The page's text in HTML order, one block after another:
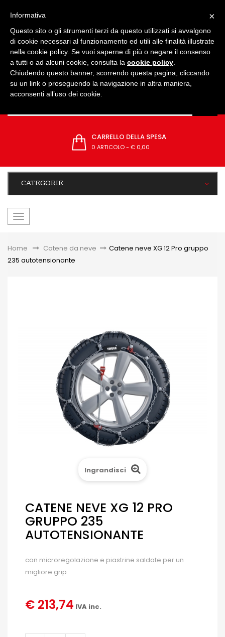
CARRELLO DELLA SPESA
0 ARTICOLO- € 0,00
CATEGORIE
navigazione
Home &gt;Catene da neve > Catene neve XG 12 Pro gruppo
235 autotensionante
Ingrandisci
CATENE NEVE XG 12 PRO
GRUPPO 235
AUTOTENSIONANTE
con microregolazione e piastrine saldate per un
migliore grip
€ 213,74 IVA inc.
×
Informativa
Questo sito o gli strumenti terzi da questo utilizzati si avvalgono
di cookie necessari al funzionamento ed utili alle finalità illustrate
nella cookie policy. Se vuoi saperne di più o negare il consenso
a tutti o ad alcuni cookie, consulta la cookie policy
Chiudendo questo banner, scorrendo questa pagina, cliccando
su un link o proseguendo la navigazione in altra maniera,
acconsenti all’uso dei cookie.